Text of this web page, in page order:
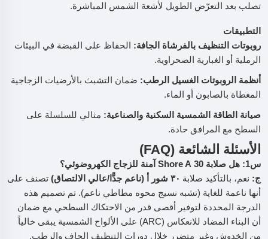
تصلب بعد التعرّض الطويل لأشعة الشمس المباشرة.
التطبيقات
روبوتات التنظيف بالفرشاة الجافة: الحفاظ على القبضة في البيئات
الرملية أو الغبارية الصحراوية.
أنظمة الروبوتات الغسيل الرطب: ضمان التشبث بالأرضيات الزجاجية
المغطاة بالصابون أو الماء.
صيانة الطاقة الشمسية السكنية والصناعية: مثالي للسلسلة على
السطح مع المرافق حادة.
الأسئلة الشائعة (FAQ)
س1: هل صلابة 30 Shore A آمنة للزجاج الكهروضوئي؟
ج: نعم، بالتأكيد صلابة ٣٠ شور أ (ناعم جدًّا/عالي الالتصاق)
تصنف على
أنها ناعمة للغاية (تشبه نسيج محوه مطاطي ناعم). تم تصميم هذه
الدرجة المحددة لتوفير أقصى قدر من الاحتكاك السطحي مع ضمان
أن البناء المضاد للانعكاس (ARC) على الألواح الشمسية يبقى خالياً
من الخدوش وغير متضرر خلال دورات التنظيف الجاف والرطب.